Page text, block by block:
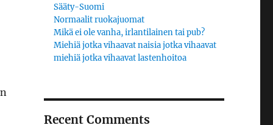
Sääty-Suomi
Normaalit ruokajuomat
Mikä ei ole vanha, irlantilainen tai pub?
Miehiä jotka vihaavat naisia jotka vihaavat
miehiä jotka vihaavat lastenhoitoa
Recent Comments